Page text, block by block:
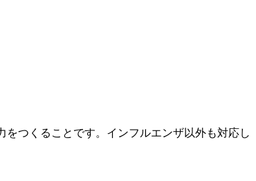
つくることです。インフルエンザ以外も対応し